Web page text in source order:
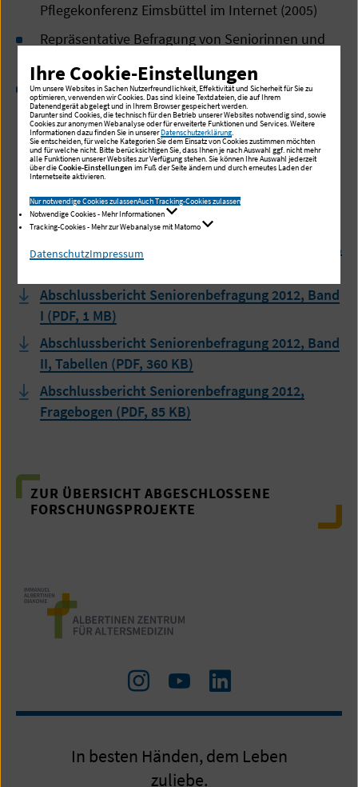
Pflegekonferenz Eimsbüttel im Internet (2005)
Repräsentative Befragung von Seniorinnen und
Repräsentative Befragung von Seniorinnen und
Senioren im Bezirk Hamburg Eimsbüttel (2012)
Downloads
Konzept G&P Konferenz Eimsbuettel (PDF, 2 MB)
GIS Machbarkeitsstudie 2005 (PDF, 6 MB)
Kurzbeschreibung Seniorenbefragung 2007 (PDF,
Abschlussbericht Seniorenbefragung 2012, Band
I (PDF, 1 MB)
Abschlussbericht Seniorenbefragung 2012, Band
II, Tabellen (PDF, 360 KB)
Abschlussbericht Seniorenbefragung 2012,
Fragebogen (PDF, 85 KB)
ZUR ÜBERSICHT ABGESCHLOSSENE
FORSCHUNGSPROJEKTE
Zu
Instagram
Zum
Youtube-
LinkedIn
In besten Händen, dem Leben
zuliebe.
Ihre Cookie-Einstellungen
Um unsere Websites in Sachen Nutzerfreundlichkeit, Effektivität und Sicherheit für Sie zu
optimieren, verwenden wir Cookies. Das sind kleine Textdateien, die auf Ihrem
Datenendgerät abgelegt und in Ihrem Browser gespeichert werden.
Darunter sind Cookies, die technisch für den Betrieb unserer Websites notwendig sind, sowie
Cookies zur anonymen Webanalyse oder für erweiterte Funktionen und Services. Weitere
Informationen dazu finden Sie in unsererDatenschutzerklärung
Sie entscheiden, für welche Kategorien Sie dem Einsatz von Cookies zustimmen möchten
und für welche nicht. Bitte berücksichtigen Sie, dass Ihnen je nach Auswahl ggf. nicht mehr
alle Funktionen unserer Websites zur Verfügung stehen. Sie können Ihre Auswahl jederzeit
über dieCookie-Einstellungen im Fuß der Seite ändern und durch erneutes Laden der
Internetseite aktivieren.
Nur notwendige Cookies zulassenAuch Tracking-Cookies zulassen
Notwendige Cookies - Mehr Informationen
Tracking-Cookies - Mehr zur Webanalyse mit Matomo
DatenschutzImpressum